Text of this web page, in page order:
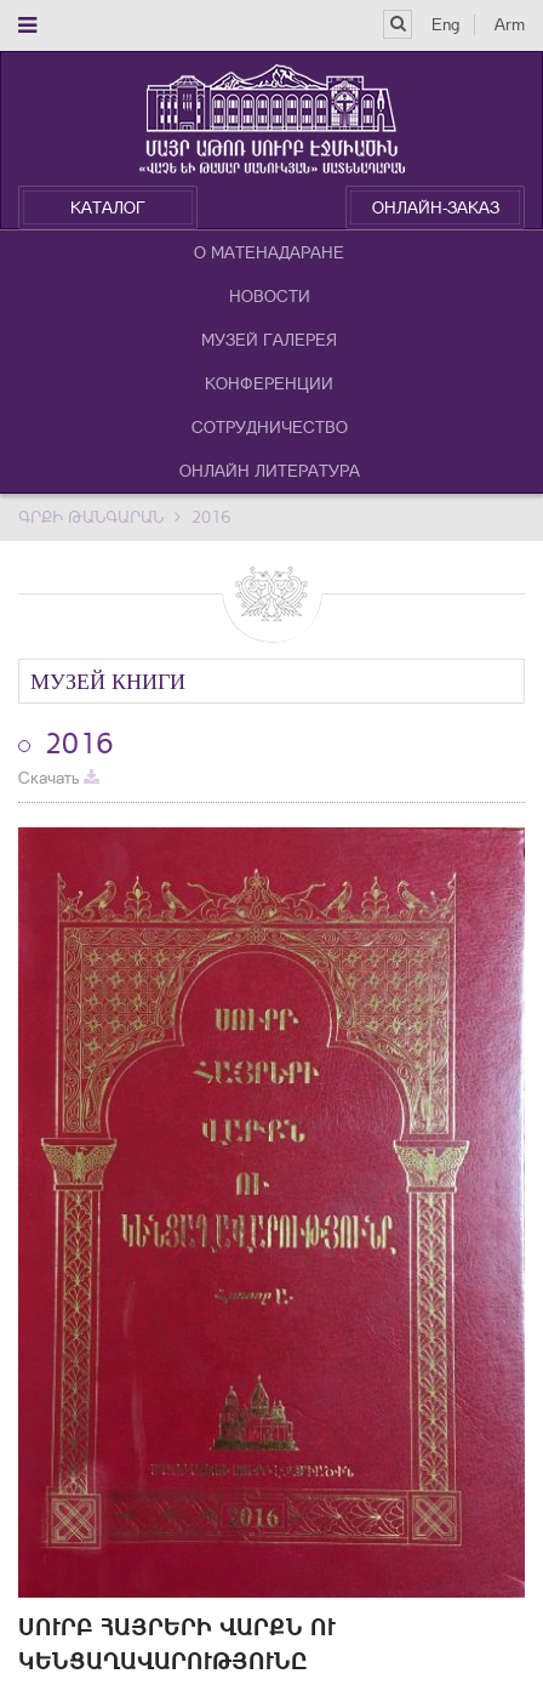
Eng Arm
КАТАЛОГ ОНЛАЙН-ЗАКАЗ
О МАТЕНАДАРАНЕ
НОВОСТИ
МУЗЕЙ ГАЛЕРЕЯ
КОНФЕРЕНЦИИ
СОТРУДНИЧЕСТВО
ОНЛАЙН ЛИТЕРАТУРА
ԳՐՔԻ ԹԱՆԳԱՐԱՆ 2016
МУЗЕЙ КНИГИ
2016
Скачать
ՍՈՒՐԲ ՀԱՅՐԵՐԻ ՎԱՐՔՆ ՈՒ
ԿԵՆՑԱՂԱՎԱՐՈՒԹՅՈՒՆԸ